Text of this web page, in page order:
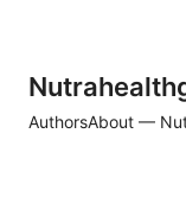
AuthorsAbout —